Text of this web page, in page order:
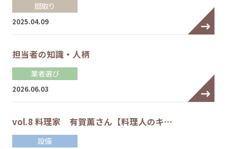
間取り
2025.04.09
担当者の知識・人柄
業者選び
2026.06.03
vol.8 料理家 有賀薫さん【料理人のキ…
設備